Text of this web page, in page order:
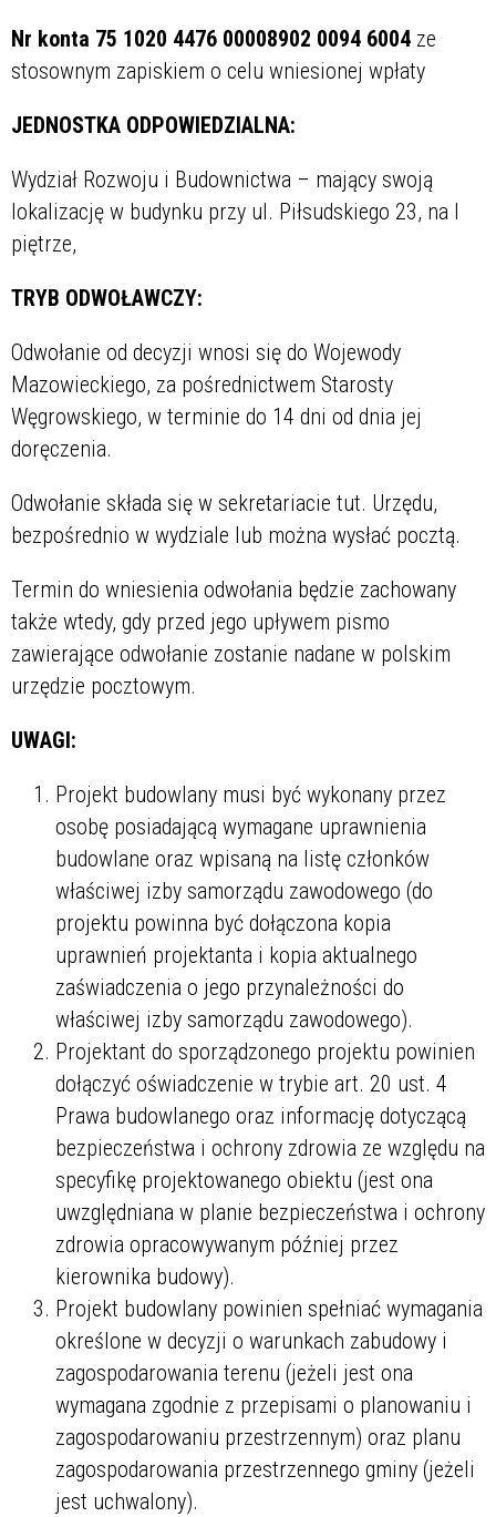
Nr konta 75 1020 4476 00008902 0094 6004 ze
stosownym zapiskiem o celu wniesionej wpłaty
JEDNOSTKA ODPOWIEDZIALNA:
Wydział Rozwoju i Budownictwa – mający swoją
lokalizację w budynku przy ul. Piłsudskiego 23, na I
piętrze,
TRYB ODWOŁAWCZY:
Odwołanie od decyzji wnosi się do Wojewody
Mazowieckiego, za pośrednictwem Starosty
Węgrowskiego, w terminie do 14 dni od dnia jej
doręczenia.
Odwołanie składa się w sekretariacie tut. Urzędu,
bezpośrednio w wydziale lub można wysłać pocztą.
Termin do wniesienia odwołania będzie zachowany
także wtedy, gdy przed jego upływem pismo
zawierające odwołanie zostanie nadane w polskim
urzędzie pocztowym.
UWAGI:
Projekt budowlany musi być wykonany przez
osobę posiadającą wymagane uprawnienia
budowlane oraz wpisaną na listę członków
właściwej izby samorządu zawodowego (do
projektu powinna być dołączona kopia
uprawnień projektanta i kopia aktualnego
zaświadczenia o jego przynależności do
właściwej izby samorządu zawodowego).
Projektant do sporządzonego projektu powinien
dołączyć oświadczenie w trybie art. 20 ust. 4
Prawa budowlanego oraz informację dotyczącą
bezpieczeństwa i ochrony zdrowia ze względu na
specyfikę projektowanego obiektu (jest ona
uwzględniana w planie bezpieczeństwa i ochrony
zdrowia opracowywanym później przez
kierownika budowy).
Projekt budowlany powinien spełniać wymagania
określone w decyzji o warunkach zabudowy i
zagospodarowania terenu (jeżeli jest ona
wymagana zgodnie z przepisami o planowaniu i
zagospodarowaniu przestrzennym) oraz planu
zagospodarowania przestrzennego gminy (jeżeli
jest uchwalony).